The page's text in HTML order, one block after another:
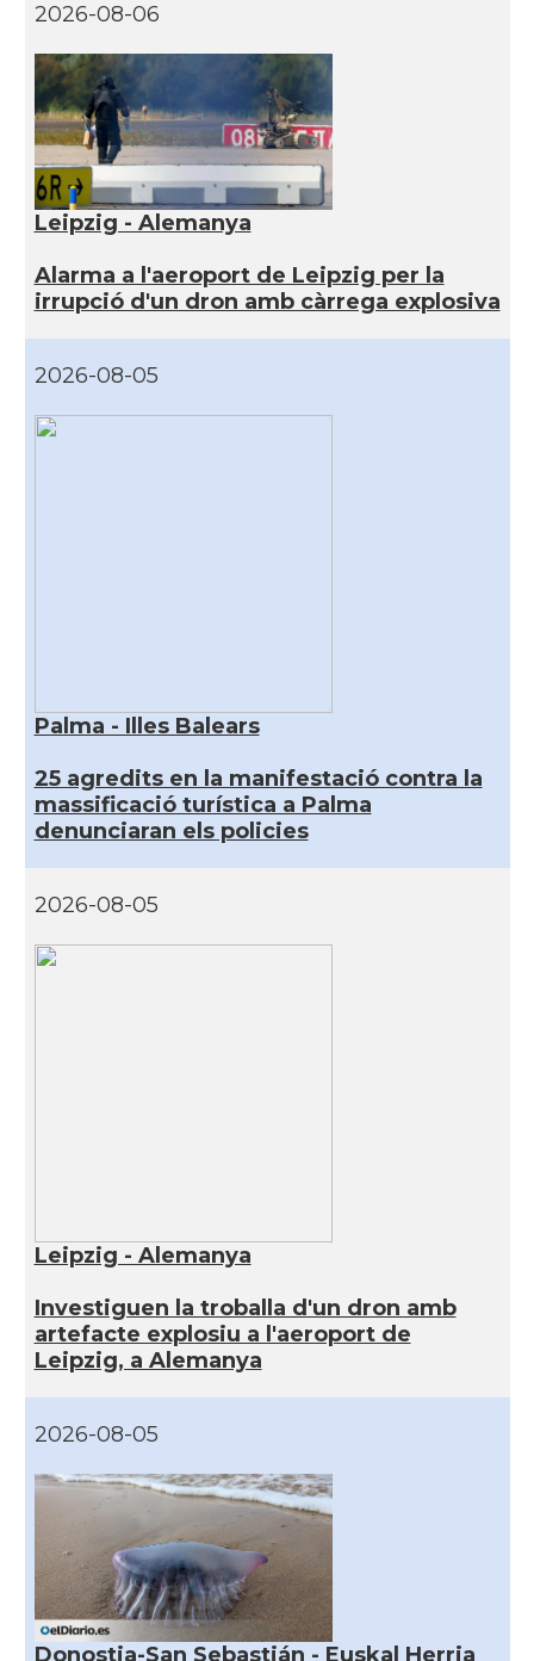
2026-08-06
Leipzig - Alemanya
Alarma a l'aeroport de Leipzig per la
irrupció d'un dron amb càrrega explosiva
2026-08-05
Palma - Illes Balears
25 agredits en la manifestació contra la
massificació turística a Palma
denunciaran els policies
2026-08-05
Leipzig - Alemanya
Investiguen la troballa d'un dron amb
artefacte explosiu a l'aeroport de
Leipzig, a Alemanya
2026-08-05
Donostia-San Sebastián - Euskal Herria